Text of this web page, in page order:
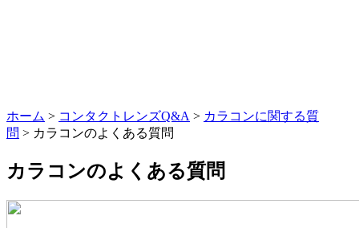
ホーム > コンタクトレンズQ&A > カラコンに関する質
問 > カラコンのよくある質問
カラコンのよくある質問